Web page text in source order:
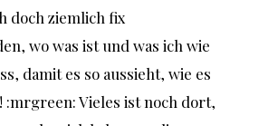
doch ziemlich fix
wo was ist und was ich wie
damit es so aussieht, wie es
:mrgreen: Vieles ist noch dort,